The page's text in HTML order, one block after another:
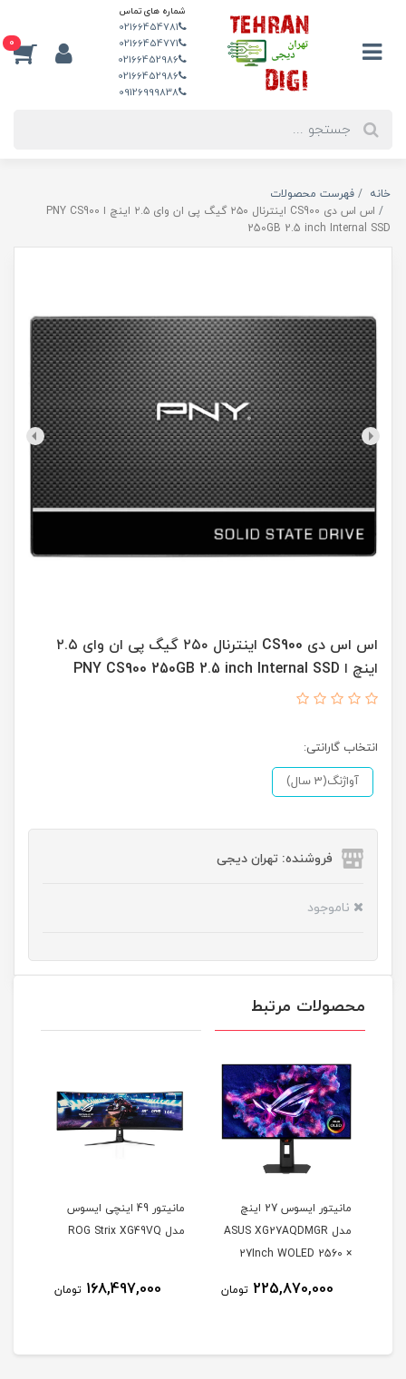
شماره های تماس
02166454781
02166454771
02166452986
02166452986
09126999838
0
خانه
فهرست محصولات
اس اس دی CS900 اینترنال ۲۵۰ گیگ پی ان وای ۲.۵ اینچ ا PNY CS900
250GB 2.5 inch Internal SSD
اس اس دی CS900 اینترنال ۲۵۰ گیگ پی ان وای ۲.۵
اینچ ا PNY CS900 250GB 2.5 inch Internal SSD
انتخاب گارانتی:
آواژنگ(3 سال)
فروشنده: تهران دیجی
ناموجود
محصولات مرتبط
مانیتور ایسوس 27 اینچ
مدل ASUS XG27AQDMGR
27Inch WOLED 2560 ×
250Nits Matte ROG OLED
225,870,000 تومان
مانیتور 49 اینچی ایسوس
مدل ROG Strix XG49VQ
168,497,000 تومان